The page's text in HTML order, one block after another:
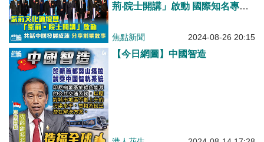
荊‧院士開講」啟動 國際知名專家
家創業故事
焦點新聞 2024-08-26 20:15
【今日網圖】中國智造